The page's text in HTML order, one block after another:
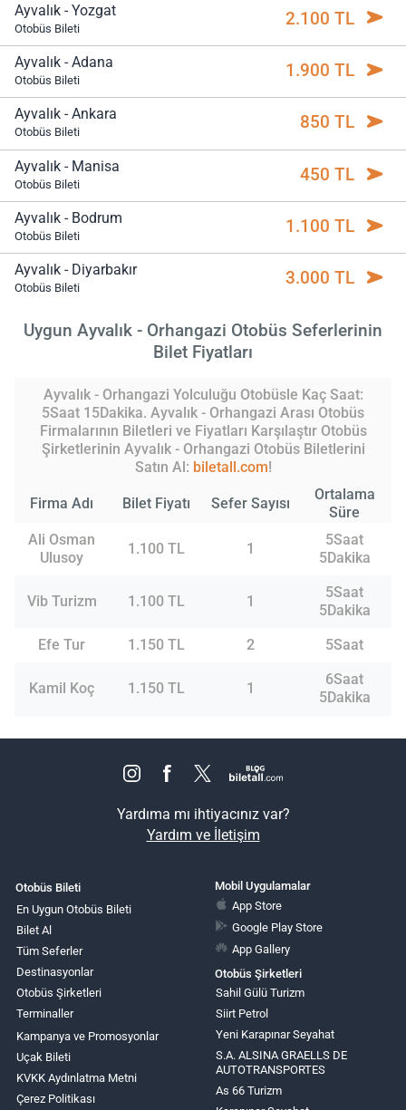
Ayvalık - Yozgat
Otobüs Bileti 2.100 TL
Ayvalık - Adana
Otobüs Bileti 1.900 TL
Ayvalık - Ankara
Otobüs Bileti 850 TL
Ayvalık - Manisa
Otobüs Bileti 450 TL
Ayvalık - Bodrum
Otobüs Bileti 1.100 TL
Ayvalık - Diyarbakır
Otobüs Bileti 3.000 TL
Uygun Ayvalık - Orhangazi Otobüs Seferlerinin
Bilet Fiyatları
Ayvalık - Orhangazi Yolculuğu Otobüsle Kaç Saat:
5Saat 15Dakika. Ayvalık - Orhangazi Arası Otobüs
Firmalarının Biletleri ve Fiyatları Karşılaştır Otobüs
Şirketlerinin Ayvalık - Orhangazi Otobüs Biletlerini
Satın Al: biletall.com!
Firma Adı Bilet Fiyatı Sefer Sayısı
Ortalama
Süre
Ali Osman
Ulusoy
1.100 TL 1
5Saat
5Dakika
Vib Turizm 1.100 TL 1
5Saat
5Dakika
Efe Tur
1.150 TL 2 5Saat
Kamil Koç 1.150 TL 1
6Saat
5Dakika
Yardıma mı ihtiyacınız var?
Yardım ve İletişim
Otobüs Bileti
En Uygun Otobüs Bileti
Bilet Al
Tüm Seferler
Destinasyonlar
Otobüs Şirketleri
Terminaller
Kampanya ve Promosyonlar
Uçak Bileti
KVKK Aydınlatma Metni
Çerez Politikası
Mobil Uygulamalar
App Store
Google Play Store
App Gallery
Otobüs Şirketleri
Sahil Gülü Turizm
Siirt Petrol
Yeni Karapınar Seyahat
S.A. ALSINA GRAELLS DE
AUTOTRANSPORTES
As 66 Turizm